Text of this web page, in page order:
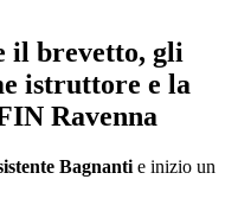
il brevetto, gli
istruttore e la
Ravenna
Bagnanti e inizio un